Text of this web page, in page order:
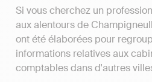
Si vous cherchez un
aux alentours de
ont été élaborées pour
informations relatives aux
comptables dans d'autres